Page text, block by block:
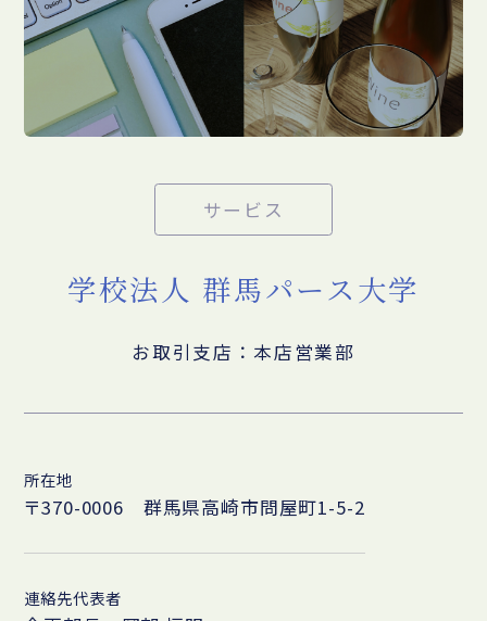
サービス
学校法人 群馬パース大学
お取引支店：本店営業部
所在地
〒370-0006 群馬県高崎市問屋町1-5-2
連絡先代表者